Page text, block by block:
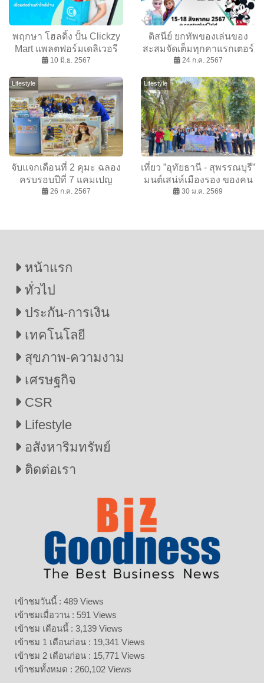
พฤกษา โฮลดิ้ง ปั้น Clickzy
Mart แพลตฟอร์มเดลิเวอรี
เชื่อมต่อร้านค้าใกล้บ้าน ส่ง
10 มิ.ย. 2567
ดิสนีย์ ยกทัพของเล่นของ
สะสมจัดเต็มทุกคาแรกเตอร์
ในงาน Disney Toy Expo
24 ก.ค. 2567
Lifestyle
จับแจกเดือนที่ 2 คุมะ ฉลอง
ครบรอบปีที่ 7 แคมเปญ
“KUMA 7th Years Lucky”
26 ก.ค. 2567
Lifestyle
เที่ยว ”อุทัยธานี - สุพรรณบุรี”
มนต์เสน่ห์เมืองรอง ของคน
ตกหลุมรักธรรมชาติ ยุค
30 ม.ค. 2569
หน้าแรก
ทั่วไป
ประกัน-การเงิน
เทคโนโลยี
สุขภาพ-ความงาม
เศรษฐกิจ
CSR
Lifestyle
อสังหาริมทรัพย์
ติดต่อเรา
เข้าชมวันนี้ : 489 Views
เข้าชมเมื่อวาน : 591 Views
เข้าชม เดือนนี้ : 3,139 Views
เข้าชม 1 เดือนก่อน : 19,341 Views
เข้าชม 2 เดือนก่อน : 15,771 Views
เข้าชมทั้งหมด : 260,102 Views